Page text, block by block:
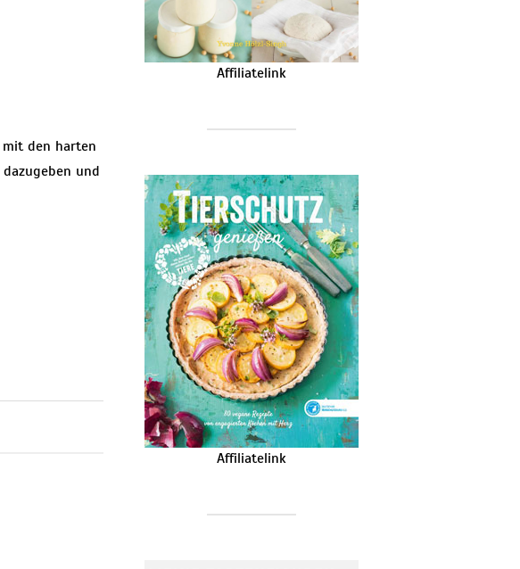
mit den harten
und
Affiliatelink
Affiliatelink